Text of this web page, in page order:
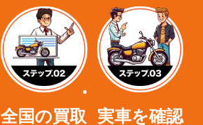
全国の買取 実車を確認